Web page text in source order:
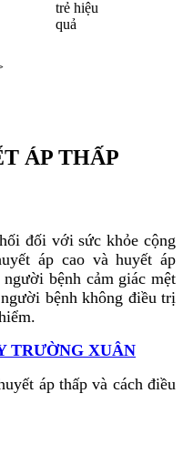
ÁP THẤP
đối với sức khỏe cộng
áp cao và huyết áp
bệnh cảm giác mệt
bệnh không điều trị
TRƯỜNG XUÂN
áp thấp và cách điều